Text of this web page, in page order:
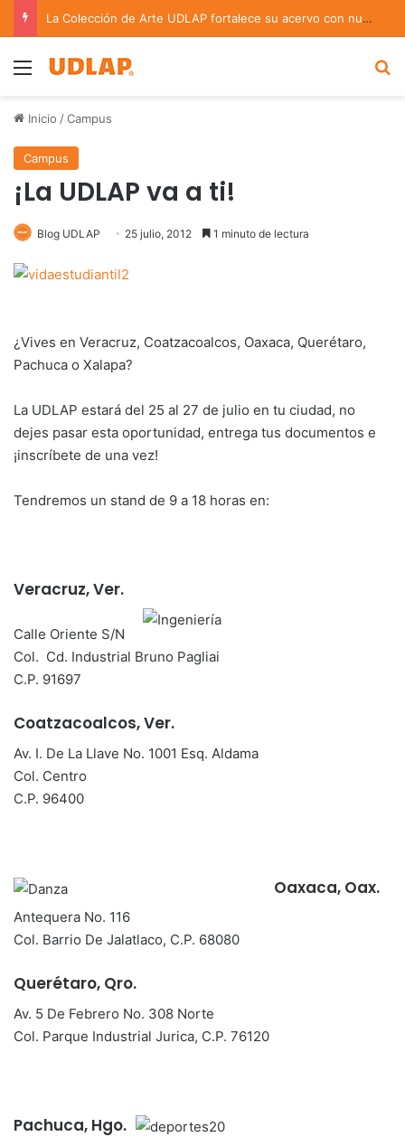
La Colección de Arte UDLAP fortalece su acervo con nuevas obras de artistas emergentes y consolidados
Menu
Inicio /Campus
Campus
¡La UDLAP va a ti!
Blog UDLAP 25 julio, 2012 1 minuto de lectura
¿Vives en Veracruz, Coatzacoalcos, Oaxaca, Querétaro,
Pachuca o Xalapa?
La UDLAP estará del 25 al 27 de julio en tu ciudad, no
dejes pasar esta oportunidad, entrega tus documentos e
¡inscríbete de una vez!
Tendremos un stand de 9 a 18 horas en:
Veracruz, Ver.
Calle Oriente S/N
Col. Cd. Industrial Bruno Pagliai
C.P. 91697
Coatzacoalcos, Ver.
Av. I. De La Llave No. 1001 Esq. Aldama
Col. Centro
C.P. 96400
Oaxaca, Oax.
Antequera No. 116
Col. Barrio De Jalatlaco, C.P. 68080
Querétaro, Qro.
Av. 5 De Febrero No. 308 Norte
Col. Parque Industrial Jurica, C.P. 76120
Pachuca, Hgo.